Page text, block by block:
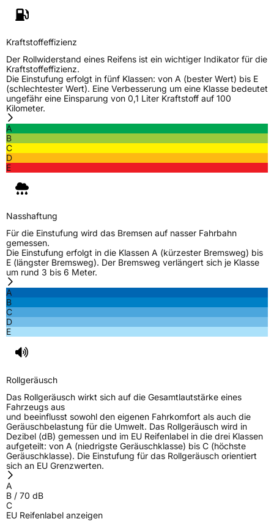
Kraftstoffeffizienz
Der Rollwiderstand eines Reifens ist ein wichtiger Indikator für die
Kraftstoffeffizienz.
Die Einstufung erfolgt in fünf Klassen: von A (bester Wert) bis E
(schlechtester Wert). Eine Verbesserung um eine Klasse bedeutet
ungefähr eine Einsparung von 0,1 Liter Kraftstoff auf 100
Kilometer.
A
B
C
D
E
Nasshaftung
Für die Einstufung wird das Bremsen auf nasser Fahrbahn
gemessen.
Die Einstufung erfolgt in die Klassen A (kürzester Bremsweg) bis
E (längster Bremsweg). Der Bremsweg verlängert sich je Klasse
um rund 3 bis 6 Meter.
A
B
C
D
E
Rollgeräusch
Das Rollgeräusch wirkt sich auf die Gesamtlautstärke eines
Fahrzeugs aus
und beeinflusst sowohl den eigenen Fahrkomfort als auch die
Geräuschbelastung für die Umwelt. Das Rollgeräusch wird in
Dezibel (dB) gemessen und im EU Reifenlabel in die drei Klassen
aufgeteilt: von A (niedrigste Geräuschklasse) bis C (höchste
Geräuschklasse). Die Einstufung für das Rollgeräusch orientiert
sich an EU Grenzwerten.
A
B / 70 dB
C
EU Reifenlabel anzeigen